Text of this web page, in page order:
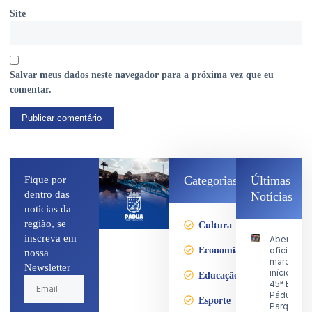
Site
Salvar meus dados neste navegador para a próxima vez que eu
comentar.
Fique por
dentro das
notícias da
região, se
inscreva em
nossa
Newsletter
Categorias
Cultura
Economia
Educação
Esporte
Últimas
Notícias
Abertura
oficial
marca o
início da
45ª Expo
Pádua no
Parque de